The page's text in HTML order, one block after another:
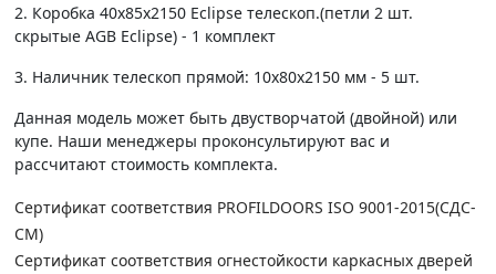
2. Коробка 40х85х2150 Eclipse телескоп.(петли 2 шт.
скрытые AGB Eclipse) - 1 комплект
3. Наличник телескоп прямой: 10х80х2150 мм - 5 шт.
Данная модель может быть двустворчатой (двойной) или
купе. Наши менеджеры проконсультируют вас и
рассчитают стоимость комплекта.
Сертификат соответствия PROFILDOORS ISO 9001-2015(СДС-
СМ)
Сертификат соответствия огнестойкости каркасных дверей